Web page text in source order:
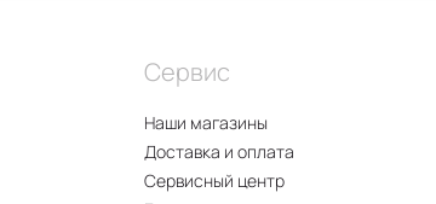
Сервис
Наши магазины
Доставка и оплата
Сервисный центр